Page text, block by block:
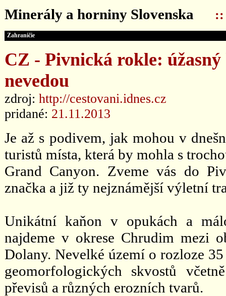
Minerály a horniny Slovenska ::
Zahraničie
CZ - Pivnická rokle:
nevedou
zdroj: http://cestovani.idnes.cz
pridané: 21.11.2013
Je až s podivem, jak mohou v
turistů místa, která by mohla s
Grand Canyon. Zveme vás do
značka a již ty nejznámější výletní
Unikátní kaňon v opukách a
najdeme v okrese Chrudim mezi
Dolany. Nevelké území o rozloze
geomorfologických skvostů
převisů a různých erozních tvarů.